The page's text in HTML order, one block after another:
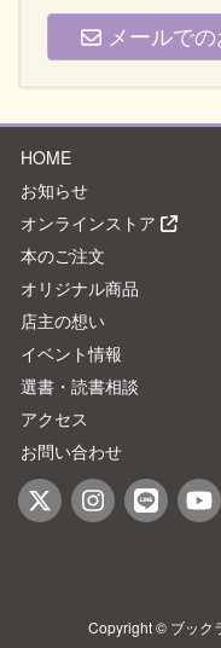
メールで
HOME
お知らせ
オンラインストア
本のご注文
オリジナル商品
店主の想い
イベント情報
選書・読書相談
アクセス
お問い合わせ
Copyright © ブック